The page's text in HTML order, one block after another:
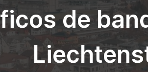
de